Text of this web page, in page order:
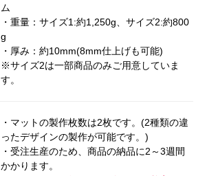
ム
・重量：サイズ1:約1,250g、サイズ2:約800
g
・厚み：約10mm(8mm仕上げも可能)
※サイズ2は一部商品のみご用意していま
す。
・マットの製作枚数は2枚です。(2種類の違
ったデザインの製作が可能です。)
・受注生産のため、商品の納品に2～3週間
かかります。